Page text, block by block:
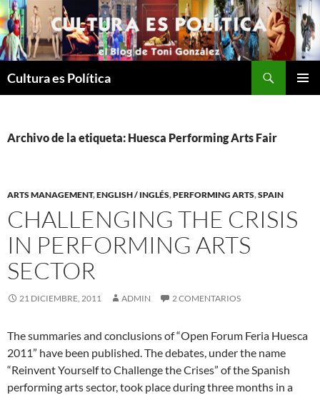
Saltar
al
contenido
Cultura es Política
Archivo de la etiqueta: Huesca Performing Arts Fair
ARTS MANAGEMENT,ENGLISH / INGLÉS,PERFORMING ARTS,SPAIN
CHALLENGING THE CRISIS
IN PERFORMING ARTS
SECTOR
21 DICIEMBRE, 2011 ADMIN 2 COMENTARIOS
The summaries and conclusions of “Open Forum Feria Huesca
2011” have been published. The debates, under the name
“Reinvent Yourself to Challenge the Crises” of the Spanish
performing arts sector, took place during three months in a